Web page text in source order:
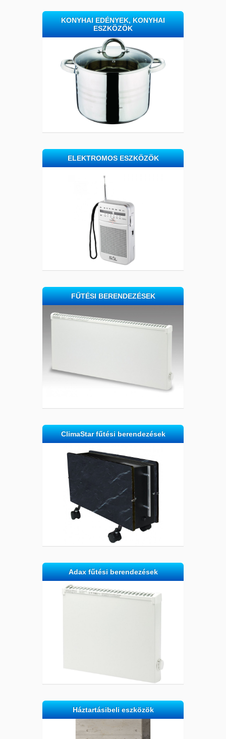
KONYHAI EDÉNYEK, KONYHAI
ESZKÖZÖK
ELEKTROMOS ESZKÖZÖK
FŰTÉSI BERENDEZÉSEK
ClimaStar fűtési berendezések
Adax fűtési berendezések
Háztartásibeli eszközök